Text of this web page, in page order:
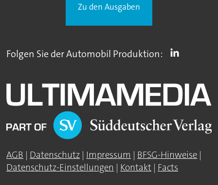
Zu den Ausgaben
Folgen Sie der Automobil Produktion:
AGB | Datenschutz | Impressum | BFSG-Hinweise |
Datenschutz-Einstellungen | Kontakt | Facts